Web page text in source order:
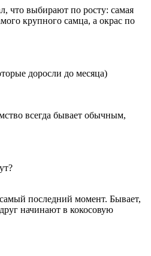
что выбирают по росту: самая
крупного самца, а окрас по
доросли до месяца)
всегда бывает обычным,
последний момент. Бывает,
начинают в кокосовую